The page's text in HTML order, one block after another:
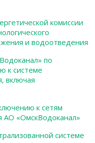
комиссии
и водоотведения
по
к системе
включая
к сетям
АО «ОмскВодоканал»
системе